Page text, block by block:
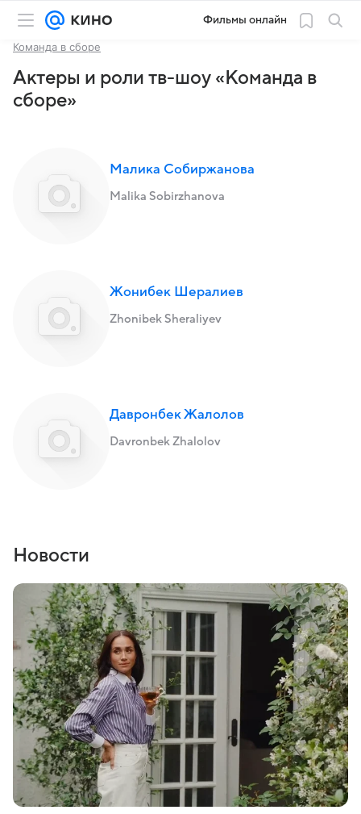
Фильмы онлайн
Команда в сборе
Актеры и роли тв-шоу «Команда в
сборе»
Малика Собиржанова
Malika Sobirzhanova
Жонибек Шералиев
Zhonibek Sheraliyev
Давронбек Жалолов
Davronbek Zhalolov
Новости